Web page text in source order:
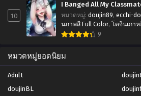
10
I Banged All My
หมวดหมู่: doujin89, ecchi-
นภาพสี Full Color, โดจินเกาห
9
หมวดหมู่ยอดนิยม
Adult
doujinBL